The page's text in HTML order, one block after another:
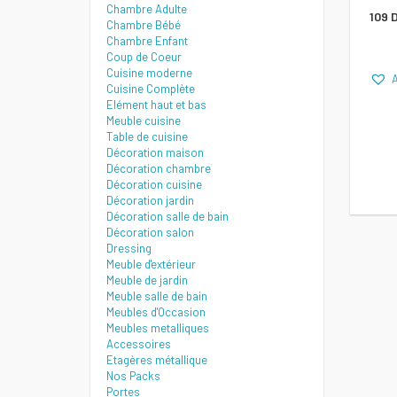
109
Chambre Adulte
Chambre Bébé
Chambre Enfant
Coup de Coeur
Cuisine moderne
Cuisine Complète
Elément haut et bas
Meuble cuisine
Table de cuisine
Décoration maison
Décoration chambre
Décoration cuisine
Décoration jardin
Décoration salle de bain
Décoration salon
Dressing
Meuble d'extérieur
Meuble de jardin
Meuble salle de bain
Meubles d'Occasion
Meubles metalliques
Accessoires
Etagères métallique
Nos Packs
Portes